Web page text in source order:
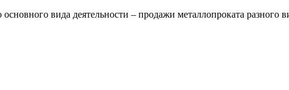
вида деятельности – продажи металлопроката разного